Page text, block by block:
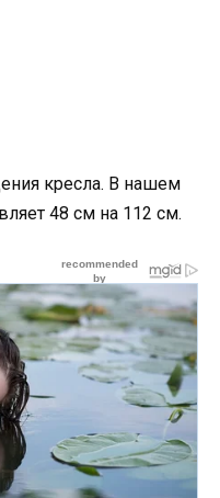
кресла. В нашем
48 см на 112 см.